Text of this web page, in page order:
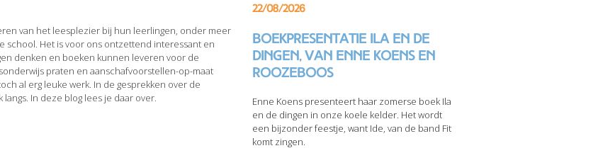
van het leesplezier bij hun leerlingen, onder meer
Het is voor ons ontzettend interessant en
denken en boeken kunnen leveren voor de
praten en aanschafvoorstellen-op-maat
al erg leuke werk. In de gesprekken over de
In deze blog lees je daar over.
22/08/2026
Boekpresentatie Ila en de
dingen, van Enne Koens en
Roozeboos
Enne Koens presenteert haar zomerse boek Ila
en de dingen in onze koele kelder. Het wordt
een bijzonder feestje, want Ide, van de band Fit
komt zingen.